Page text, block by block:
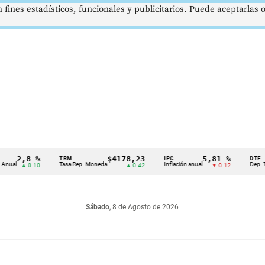
%
0.10
TRM
Tasa Rep. Moneda
$4178,23
▲ 0.42
IPC
Inflación anual
5,81 %
▼ 0.12
DTF
Dep. Término
Sábado, 8 de Agosto de 2026
estadísticos, funcionales y publicitarios. Puede aceptarlas